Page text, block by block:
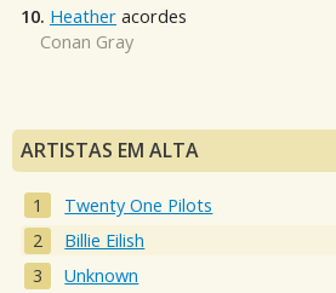
10. Heather acordes
Conan Gray
ARTISTAS EM ALTA
Twenty One Pilots
Billie Eilish
Unknown